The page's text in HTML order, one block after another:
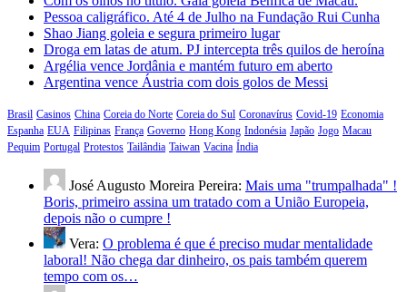
Pessoa caligráfico. Até 4 de Julho na Fundação Rui Cunha
Shao Jiang goleia e segura primeiro lugar
Droga em latas de atum. PJ intercepta três quilos de heroína
Argélia vence Jordânia e mantém futuro em aberto
Argentina vence Áustria com dois golos de Messi
Brasil Casinos China Coreia do Norte Coreia do Sul Coronavírus Covid-19 Economia
Espanha EUA Filipinas França Governo Hong Kong Indonésia Japão Jogo Macau
Pequim Portugal Protestos Tailândia Taiwan Vacina Índia
José Augusto Moreira Pereira: Mais uma "trumpalhada" !
Boris, primeiro assina um tratado com a União Europeia,
depois não o cumpre !
Vera: O problema é que é preciso mudar mentalidade
laboral! Não chega dar dinheiro, os pais também querem
tempo com os…